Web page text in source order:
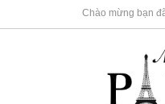
Chào mừng bạn